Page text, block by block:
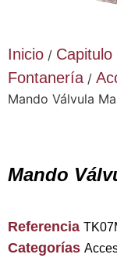
Inicio /
Fontanería/
Mando Válvula
Mando
Referencia
Categorías